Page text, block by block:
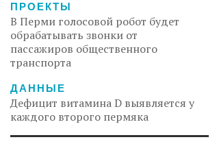
ПРОЕКТЫ
В Перми голосовой робот будет
обрабатывать звонки от
пассажиров общественного
транспорта
ДАННЫЕ
Дефицит витамина D выявляется у
каждого второго пермяка